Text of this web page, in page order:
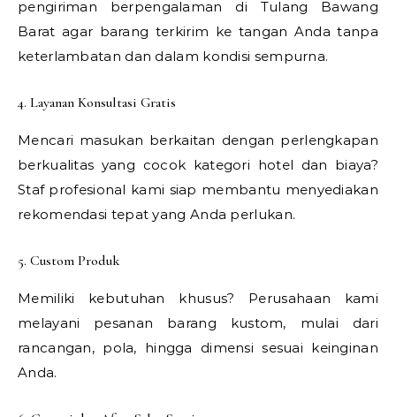
pengiriman berpengalaman di Tulang Bawang
Barat agar barang terkirim ke tangan Anda tanpa
keterlambatan dan dalam kondisi sempurna.
4. Layanan Konsultasi Gratis
Mencari masukan berkaitan dengan perlengkapan
berkualitas yang cocok kategori hotel dan biaya?
Staf profesional kami siap membantu menyediakan
rekomendasi tepat yang Anda perlukan.
5. Custom Produk
Memiliki kebutuhan khusus? Perusahaan kami
melayani pesanan barang kustom, mulai dari
rancangan, pola, hingga dimensi sesuai keinginan
Anda.